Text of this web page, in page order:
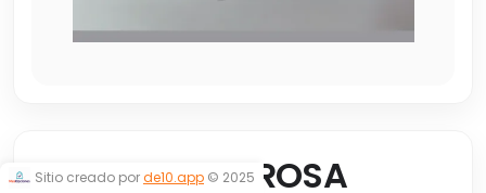
CORAZONES ROSA
Sitio creado porde10.app © 2025